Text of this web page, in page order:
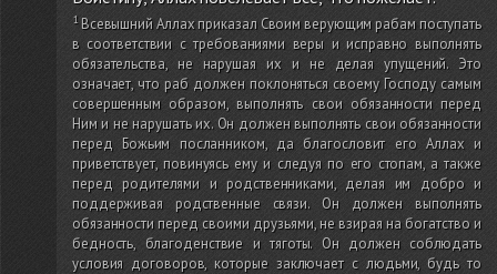
Всевышний Аллах приказал Своим верующим рабам поступать
в соответствии с требованиями веры и исправно выполнять
обязательства, не нарушая их и не делая упущений. Это
означает, что раб должен поклоняться своему Господу самым
совершенным образом, выполнять свои обязанности перед
Ним и не нарушать их. Он должен выполнять свои обязанности
перед Божьим посланником, да благословит его Аллах и
приветствует, повинуясь ему и следуя по его стопам, а также
перед родителями и родственниками, делая им добро и
поддерживая родственные связи. Он должен выполнять
обязанности перед своими друзьями, не взирая на богатство и
бедность, благоденствие и тяготы. Он должен соблюдать
условия договоров, которые заключает с людьми, будь то